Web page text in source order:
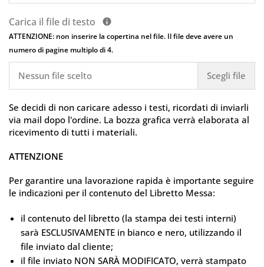
Carica il file di testo
ATTENZIONE: non inserire la copertina nel file. Il file deve avere un
numero di pagine multiplo di 4.
Nessun file scelto Scegli file
Se decidi di non caricare adesso i testi, ricordati di inviarli
via mail dopo l'ordine. La bozza grafica verrà elaborata al
ricevimento di tutti i materiali.
ATTENZIONE
Per garantire una lavorazione rapida è importante seguire
le indicazioni per il contenuto del Libretto Messa:
il contenuto del libretto (la stampa dei testi interni)
sarà ESCLUSIVAMENTE in bianco e nero, utilizzando il
file inviato dal cliente;
il file inviato NON SARÀ MODIFICATO, verrà stampato